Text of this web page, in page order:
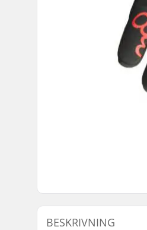
BESKRIVNING